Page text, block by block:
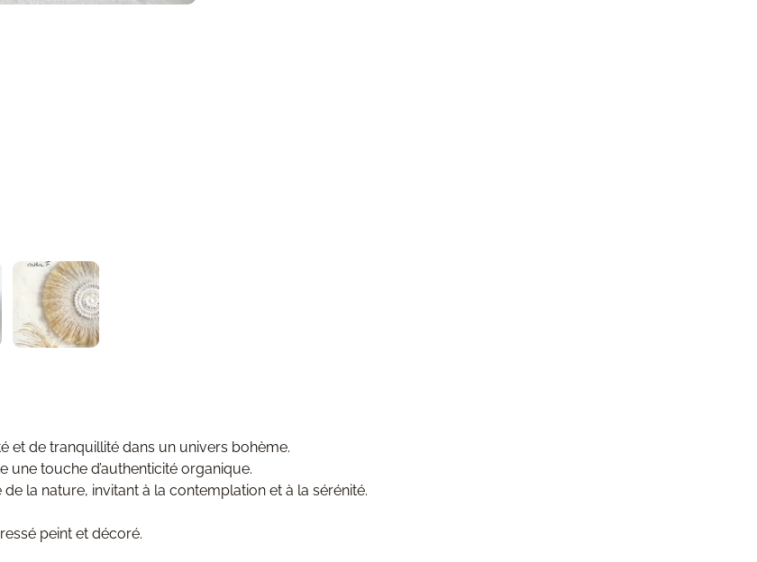
et de tranquillité dans un univers bohème.
touche d’authenticité organique.
la nature, invitant à la contemplation et à la sérénité.
peint et décoré.